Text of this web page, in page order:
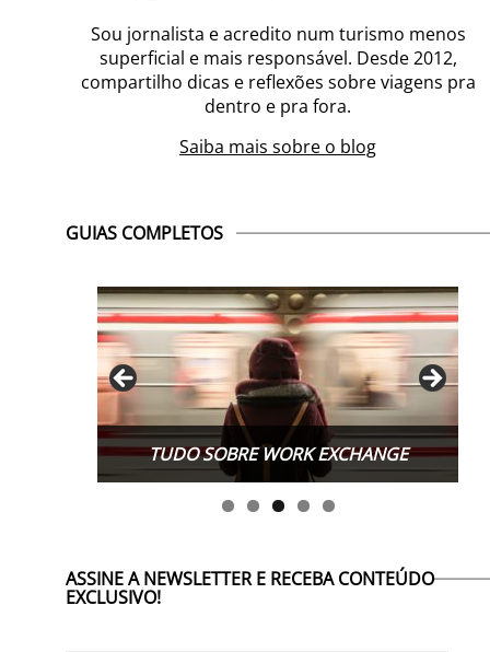
Sou jornalista e acredito num turismo menos
superficial e mais responsável. Desde 2012,
compartilho dicas e reflexões sobre viagens pra
dentro e pra fora.
Saiba mais sobre o blog
GUIAS COMPLETOS
TUDO SOBRE WORK EXCHANGE
ASSINE A NEWSLETTER E RECEBA CONTEÚDO
EXCLUSIVO!